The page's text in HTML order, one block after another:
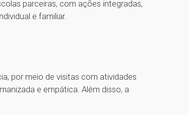
parceiras, com ações integradas,
e familiar.
por meio de visitas com atividades
e empática. Além disso, a